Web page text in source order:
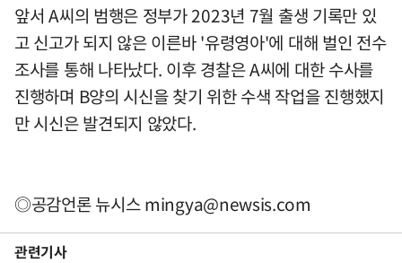
앞서 A씨의 범행은 정부가 2023년 7월 출생 기록만 있
고 신고가 되지 않은 이른바 '유령영아'에 대해 벌인 전수
조사를 통해 나타났다. 이후 경찰은 A씨에 대한 수사를
진행하며 B양의 시신을 찾기 위한 수색 작업을 진행했지
만 시신은 발견되지 않았다.
◎공감언론 뉴시스mingya@newsis.com
관련기사